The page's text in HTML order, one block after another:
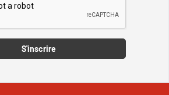
S'inscrire